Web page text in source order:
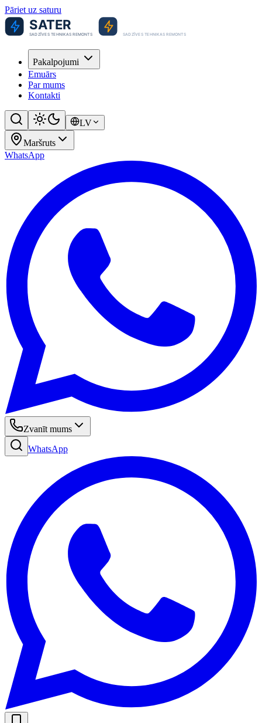
Pāriet uz saturu
Pakalpojumi
Emuārs
Par mums
Kontakti
LV
Maršruts
WhatsApp
Zvanīt mums
WhatsApp